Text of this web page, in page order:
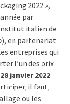
2022 »,
par
italien de
), en partenariat
entreprises qui
l’un des prix
28 janvier 2022
il faut,
ou les